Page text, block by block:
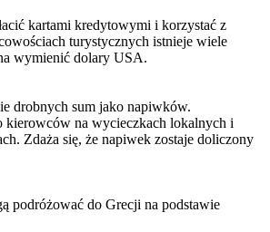
kartami kredytowymi i korzystać z
turystycznych istnieje wiele
wymienić dolary USA.
drobnych sum jako napiwków.
kierowców na wycieczkach lokalnych i
Zdaża się, że napiwek zostaje doliczony
podróżować do Grecji na podstawie